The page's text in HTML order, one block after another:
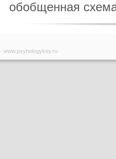
обобщенная
www.psyhologykey.ru